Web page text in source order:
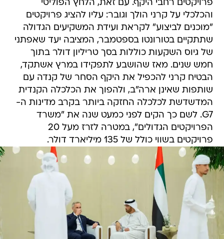
"מוכנים לביצוע" לקראת ועידת המשקיעים הגדולה
שתתקיים בטורונטו בספטמבר, המציבה יעד שאפתני
של גיוס השקעות כוללות בסך טריליון דולר בתוך
חמש שנים. מאז שהושבע לתפקידו במרץ אשתקד,
הבטיח קרני להכפיל את היקף הסחר של קנדה עם
שותפות שאינן ארה"ב, ולהפוך את הכלכלה הקנדית
המדשדשת לכלכלה החזקה ביותר בקרב מדינות ה-
G7. לשם כך הקים לפני כמעט שנה את "משרד
הפרויקטים הגדולים", במטרה לזרז מעל 20
פרויקטים בשווי כולל של 135 מיליארד דולר.